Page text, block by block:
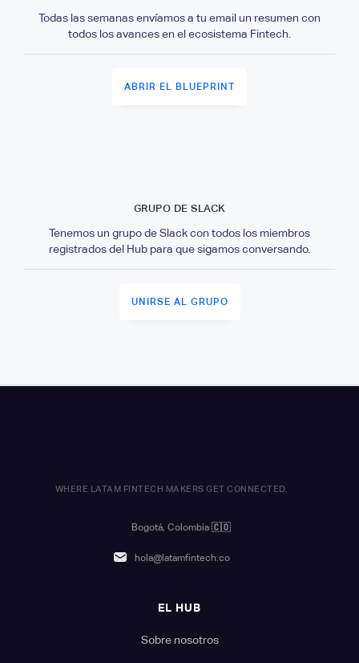
Todas las semanas envíamos a tu email un resumen con
todos los avances en el ecosistema Fintech.
ABRIR EL BLUEPRINT
GRUPO DE SLACK
Tenemos un grupo de Slack con todos los miembros
registrados del Hub para que sigamos conversando.
UNIRSE AL GRUPO
WHERE LATAM FINTECH MAKERS GET CONNECTED.
Bogotá, Colombia 🇨🇴
hola@latamfintech.co
EL HUB
Sobre nosotros